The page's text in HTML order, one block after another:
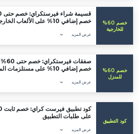
قسيمة شراء فيرستكراي: خصم حتى 60% +
خصم إضافي 10% على الألعاب الخارجية
صفقات فيرستكراي: خصم حتى 60% +
خصم إضافي 10% على مستلزمات المنزل
كود تطبيق فيرست كراي: خصم ثابت 10%
على طلبات التطبيق